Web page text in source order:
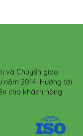
và Chuyển giao
2014. Hướng tới
cho khách hàng